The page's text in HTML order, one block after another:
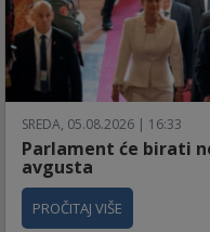
SREDA, 05.08.2026 | 16:33
Parlament će birati
avgusta
PROČITAJ VIŠE